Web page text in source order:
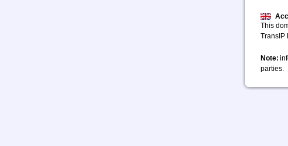
This
TransIP
Note:
parties.